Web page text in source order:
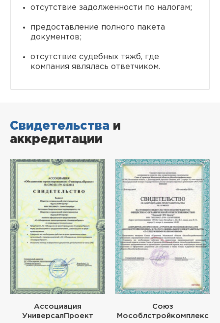
отсутствие задолженности по налогам;
предоставление полного пакета
документов;
отсутствие судебных тяжб, где
компания являлась ответчиком.
Свидетельства и
аккредитации
Ассоциация
УниверсалПроект
Союз
Мособлстройкомплекс